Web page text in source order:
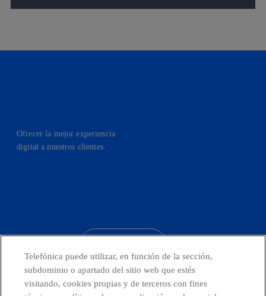
Ofrecer la mejor experiencia
digital a nuestros clientes.
Telefónica puede utilizar, en función de la sección,
subdominio o apartado del sitio web que estés
visitando, cookies propias y de terceros con fines